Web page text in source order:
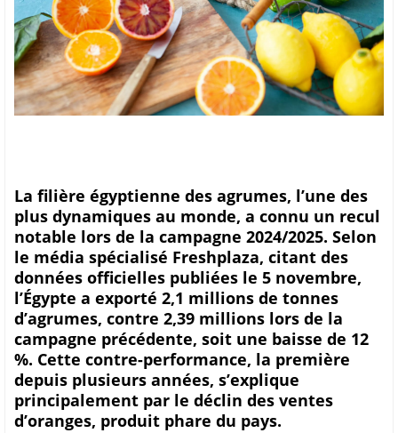
La filière égyptienne des agrumes, l’une des
plus dynamiques au monde, a connu un recul
notable lors de la campagne 2024/2025. Selon
le média spécialisé Freshplaza, citant des
données officielles publiées le 5 novembre,
l’Égypte a exporté 2,1 millions de tonnes
d’agrumes, contre 2,39 millions lors de la
campagne précédente, soit une baisse de 12
%. Cette contre-performance, la première
depuis plusieurs années, s’explique
principalement par le déclin des ventes
d’oranges, produit phare du pays.